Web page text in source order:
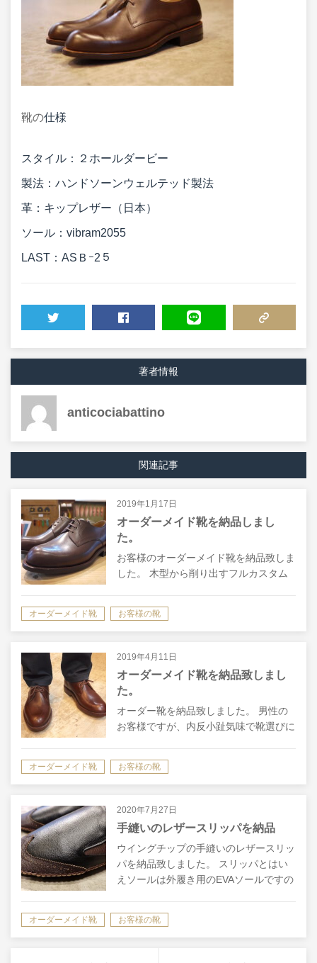
靴の仕様
スタイル：２ホールダービー
製法：ハンドソーンウェルテッド製法
革：キップレザー（日本）
ソール：vibram2055
LAST：ASＢｰ2５
著者情報
anticociabattino
関連記事
2019年1月17日
オーダーメイド靴を納品しまし
た。
お客様のオーダーメイド靴を納品致しま
した。 木型から削り出すフルカスタム
ホールでお作り致しました。 レザーも
オイルをたっぷり含んだ革を使用してお
普段…
オーダーメイド靴 お客様の靴
2019年4月11日
オーダーメイド靴を納品致しまし
た。
オーダー靴を納品致しました。 男性の
お客様ですが、内反小趾気味で靴選びに
靴も小指側の所をご自分でくり抜き穴を
開けて、圧迫を解消しているくらい出て
も無…
オーダーメイド靴 お客様の靴
2020年7月27日
手縫いのレザースリッパを納品
ウイングチップの手縫いのレザースリッ
パを納品致しました。 スリッパとはい
えソールは外履き用のEVAソールですの
ンダーです。 お客様はオフィス用にと
ご注文頂きました。 おしゃれなレザー
オーダーメイド靴 お客様の靴